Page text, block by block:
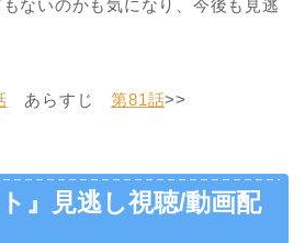
ないのかも気になり、今後も見逃
あらすじ第81話>>
』見逃し視聴/動画配